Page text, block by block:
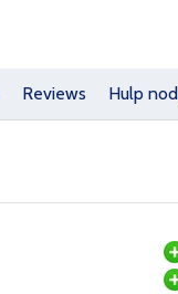
Reviews Hulp